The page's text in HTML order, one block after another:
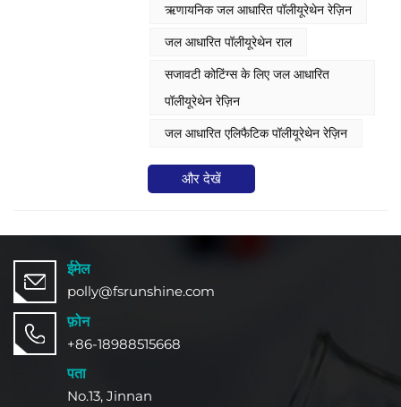
ऋणायनिक जल आधारित पॉलीयूरेथेन रेज़िन
जल आधारित पॉलीयूरेथेन राल
सजावटी कोटिंग्स के लिए जल आधारित
पॉलीयूरेथेन रेज़िन
जल आधारित एलिफैटिक पॉलीयूरेथेन रेज़िन
और देखें
ईमेल
polly@fsrunshine.com
फ़ोन
+86-18988515668
पता
No.13, Jinnan